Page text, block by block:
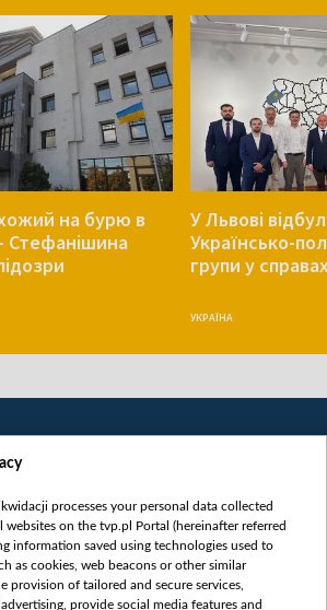
на бурю в
Стефанішина
У Львові
Українсько-
групи у
УКРАЇНА
Категорії
Новини
processes your personal data collected
on the tvp.pl Portal (hereinafter referred
information saved using technologies used to
as cookies, web beacons or other similar
provision of tailored and secure services,
provide social media features and